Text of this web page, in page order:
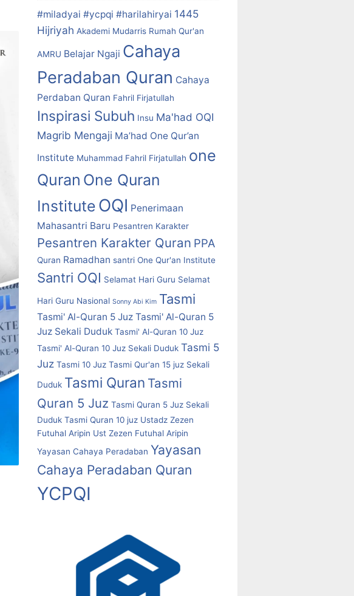
#miladyai #ycpqi #harilahiryai 1445
Hijriyah Akademi Mudarris Rumah Qur'an
AMRU Belajar Ngaji Cahaya
Peradaban Quran Cahaya
Perdaban Quran Fahril Firjatullah
Inspirasi Subuh Insu Ma'had OQI
Magrib Mengaji Ma’had One Qur’an
Institute Muhammad Fahril Firjatullah one
Quran One Quran
Institute OQI Penerimaan
Mahasantri Baru Pesantren Karakter
Pesantren Karakter Quran PPA
Quran Ramadhan santri One Qur'an Institute
Santri OQI Selamat Hari Guru Selamat
Hari Guru Nasional Sonny Abi Kim Tasmi
Tasmi' Al-Quran 5 Juz Tasmi' Al-Quran 5
Juz Sekali Duduk Tasmi' Al-Quran 10 Juz
Tasmi' Al-Quran 10 Juz Sekali Duduk Tasmi 5
Juz Tasmi 10 Juz Tasmi Qur'an 15 juz Sekali
Duduk Tasmi Quran Tasmi
Quran 5 Juz Tasmi Quran 5 Juz Sekali
Duduk Tasmi Quran 10 juz Ustadz Zezen
Futuhal Aripin Ust Zezen Futuhal Aripin
Yayasan Cahaya Peradaban Yayasan
Cahaya Peradaban Quran
YCPQI